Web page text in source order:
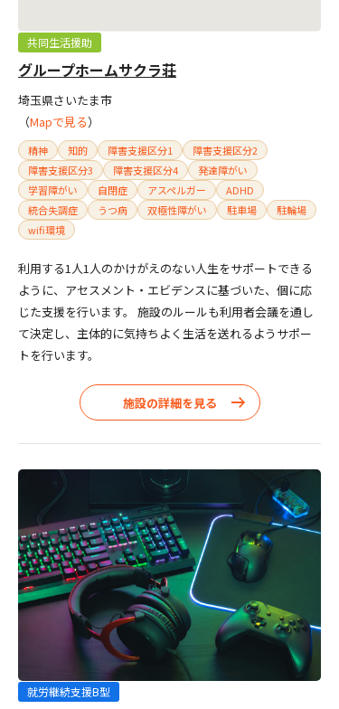
共同生活援助
グループホームサクラ荘
埼玉県さいたま市
（Mapで見る）
精神 知的 障害支援区分1
障害支援区分2
障害支援区分3
障害支援区分4
発達障がい
学習障がい
自閉症 アスペルガー
ADHD
統合失調症
うつ病 双極性障がい 駐車場
駐輪場
wifi環境
利用する1人1人のかけがえのない人生をサポートできる
ように、アセスメント・エビデンスに基づいた、個に応
じた支援を行います。 施設のルールも利用者会議を通し
て決定し、主体的に気持ちよく生活を送れるようサポー
トを行います。
施設の詳細を見る
就労継続支援B型